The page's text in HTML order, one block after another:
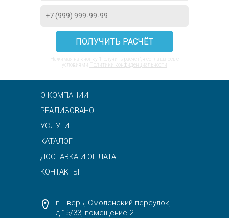
Нажимая на кнопку "Получить расчёт", я соглашаюсь с
условиями
Политики конфиденциальности
О КОМПАНИИ
РЕАЛИЗОВАНО
УСЛУГИ
КАТАЛОГ
ДОСТАВКА И ОПЛАТА
КОНТАКТЫ
г. Тверь, Смоленский переулок,
д.15/33, помещение 2